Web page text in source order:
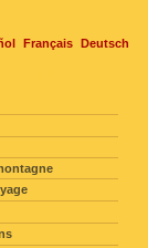
Français Deutsch